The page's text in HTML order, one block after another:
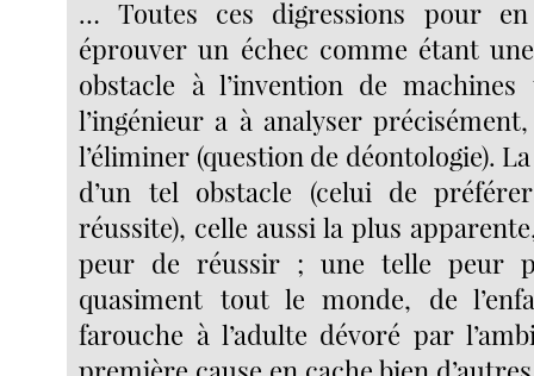
… Toutes ces digressions pour
éprouver un échec comme étant
obstacle à l’invention de
l’ingénieur a à analyser
l’éliminer (question de déontologie).
d’un tel obstacle (celui de
réussite), celle aussi la plus
peur de réussir ; une telle peur
quasiment tout le monde, de
farouche à l’adulte dévoré par